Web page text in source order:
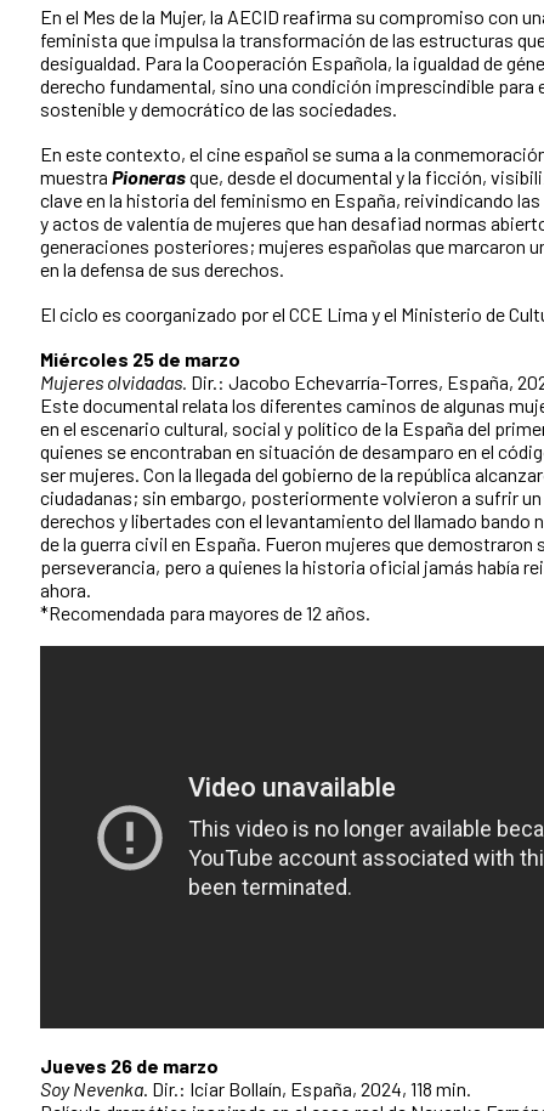
En el Mes de la Mujer, la AECID reafirma su compromiso con
feminista que impulsa la transformación de las estructuras
desigualdad. Para la Cooperación Española, la igualdad de
derecho fundamental, sino una condición imprescindible para
sostenible y democrático de las sociedades.
En este contexto, el cine español se suma a la
muestra Pionerasque, desde el documental y la ficción,
clave en la historia del feminismo en España, reivindicando
y actos de valentía de mujeres que han desafiad normas
generaciones posteriores; mujeres españolas que marcaron
en la defensa de sus derechos.
El ciclo es coorganizado por el CCE Lima y el Ministerio de
Miércoles 25 de marzo
Mujeres olvidadas. Dir.: Jacobo Echevarría-Torres, España,
Este documental relata los diferentes caminos de algunas
en el escenario cultural, social y político de la España del
quienes se encontraban en situación de desamparo en el
ser mujeres. Con la llegada del gobierno de la república
ciudadanas; sin embargo, posteriormente volvieron a sufrir
derechos y libertades con el levantamiento del llamado bando
de la guerra civil en España. Fueron mujeres que demostraron
perseverancia, pero a quienes la historia oficial jamás había
ahora.
*Recomendada para mayores de 12 años.
Jueves 26 de marzo
Soy Nevenka. Dir.: Iciar Bollaín, España, 2024, 118 min.